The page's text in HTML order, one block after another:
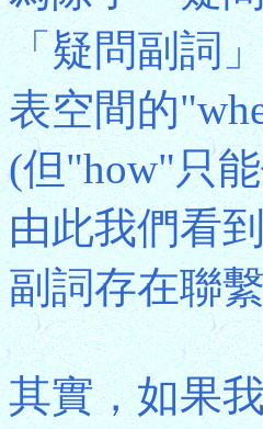
「疑問副詞
表空間的
(但"how"只
由此我們看
副詞存在聯
其實，如果